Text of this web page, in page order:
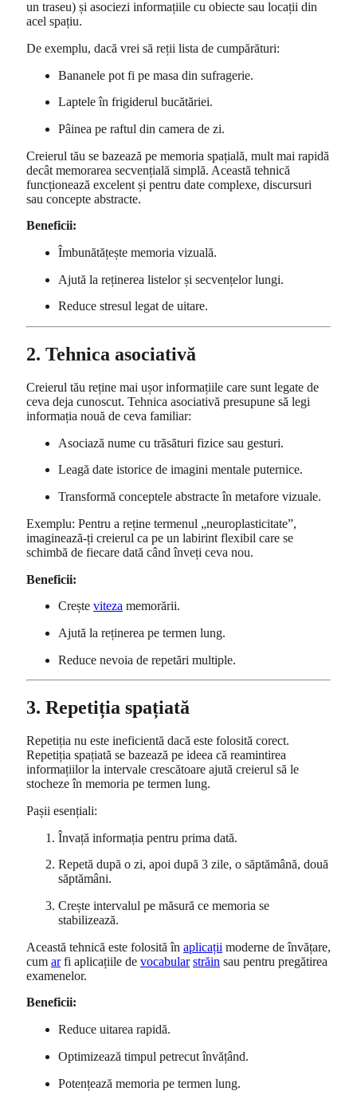
un traseu) și asociezi informațiile cu obiecte sau locații din
acel spațiu.
De exemplu, dacă vrei să reții lista de cumpărături:
Bananele pot fi pe masa din sufragerie.
Laptele în frigiderul bucătăriei.
Pâinea pe raftul din camera de zi.
Creierul tău se bazează pe memoria spațială, mult mai rapidă
decât memorarea secvențială simplă. Această tehnică
funcționează excelent și pentru date complexe, discursuri
sau concepte abstracte.
Beneficii:
Îmbunătățește memoria vizuală.
Ajută la reținerea listelor și secvențelor lungi.
Reduce stresul legat de uitare.
2. Tehnica asociativă
Creierul tău reține mai ușor informațiile care sunt legate de
ceva deja cunoscut. Tehnica asociativă presupune să legi
informația nouă de ceva familiar:
Asociază nume cu trăsături fizice sau gesturi.
Leagă date istorice de imagini mentale puternice.
Transformă conceptele abstracte în metafore vizuale.
Exemplu: Pentru a reține termenul „neuroplasticitate”,
imaginează-ți creierul ca pe un labirint flexibil care se
schimbă de fiecare dată când înveți ceva nou.
Beneficii:
Crește viteza memorării.
Ajută la reținerea pe termen lung.
Reduce nevoia de repetări multiple.
3. Repetiția spațiată
Repetiția nu este ineficientă dacă este folosită corect.
Repetiția spațiată se bazează pe ideea că reamintirea
informațiilor la intervale crescătoare ajută creierul să le
stocheze în memoria pe termen lung.
Pașii esențiali:
Învață informația pentru prima dată.
Repetă după o zi, apoi după 3 zile, o săptămână, două
săptămâni.
Crește intervalul pe măsură ce memoria se
stabilizează.
Această tehnică este folosită în aplicații moderne de învățare,
cum arfi aplicațiile de vocabular străin sau pentru pregătirea
examenelor.
Beneficii:
Reduce uitarea rapidă.
Optimizează timpul petrecut învățând.
Potențează memoria pe termen lung.